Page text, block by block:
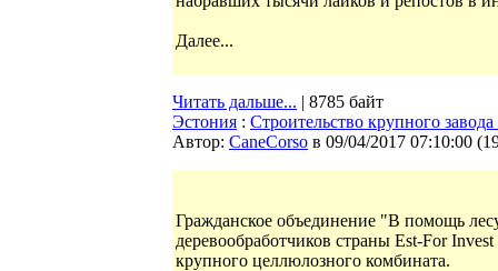
Далее...
Читать дальше... | 8785 байт
Эстония : Cтроительство крупного
Автор: CaneCorso в 09/04/2017 07:10:00 (
Гражданское объединение "В помощь
деревообработчиков страны Est-For
крупного целлюлозного комбината.